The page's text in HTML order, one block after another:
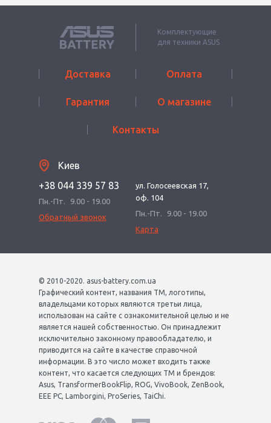
Комплектующие
для техники ASUS
Доставка Оплата
Гарантия О магазине
Контакты
Киев
+38 044 339 57 83
Пн.-Пт.
9.00 - 19.00
Обратный звонок
ул. Голосеевская 17,
оф. 104
Пн.-Пт.
9.00 - 19.00
Карта
© 2010-2020. asus-battery.com.ua
Графический контент, названия ТМ, логотипы,
владельцами которых являются третьи лица,
использован на сайте с ознакомительной целью и не
является нашей собственностью. Он принадлежит
исключительно законному правообладателю, и
приводится на сайте в качестве справочной
информации. В это число может входить также
контент, что касается следующих ТМ и брендов:
Asus, TransformerBookFlip, ROG, VivoBook, ZenBook,
EEE PC, Lamborgini, ProSeries, TaiChi.